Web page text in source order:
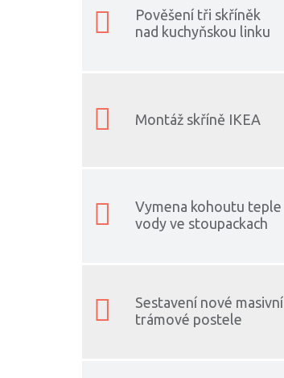
Pověšení tři skříněk
nad kuchyňskou linku
Montáž skříně IKEA
Vymena kohoutu teple
vody ve stoupackach
Sestavení nové masivní
trámové postele